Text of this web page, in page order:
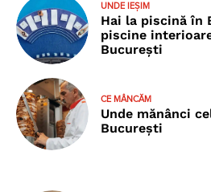
UNDE IEȘIM
Hai la piscină în
piscine
București
CE MÂNCĂM
Unde mănânci
București